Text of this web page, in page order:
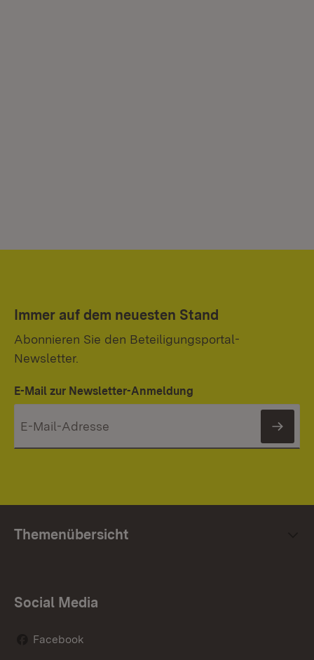
Immer auf dem neuesten Stand
Abonnieren Sie den Beteiligungsportal-
Newsletter.
E-Mail zur Newsletter-Anmeldung
Themenübersicht
Social Media
Facebook